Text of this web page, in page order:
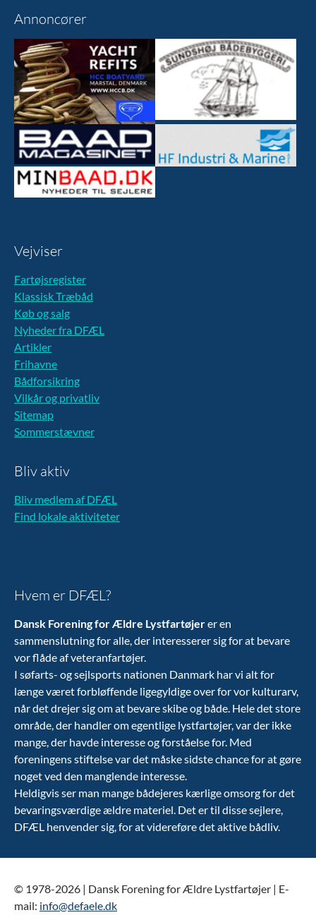
Annoncører
Vejviser
Fartøjsregister
Klassisk Træbåd
Køb og salg
Nyheder fra DFÆL
Artikler
Frihavne
Bådforsikring
Vilkår og privatliv
Sitemap
Sommerstævner
Bliv aktiv
Bliv medlem af DFÆL
Find lokale aktiviteter
Hvem er DFÆL?
Dansk Forening for Ældre Lystfartøjerer en
sammenslutning for alle, der interesserer sig for at bevare
vor flåde af veteranfartøjer.
I søfarts- og sejlsports nationen Danmark har vi alt for
længe været forbløffende ligegyldige over for vor kulturarv,
når det drejer sig om at bevare skibe og både. Hele det store
område, der handler om egentlige lystfartøjer, var der ikke
mange, der havde interesse og forståelse for. Med
foreningens stiftelse var det måske sidste chance for at gøre
noget ved den manglende interesse.
Heldigvis ser man mange bådejeres kærlige omsorg for det
bevaringsværdige ældre materiel. Det er til disse sejlere,
DFÆL henvender sig, for at videreføre det aktive bådliv.
© 1978-2026 | Dansk Forening for Ældre Lystfartøjer | E-
mail: info@defaele.dk